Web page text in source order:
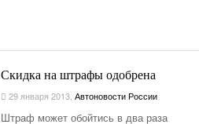
Скидка на штрафы одобрена
29 января 2013,Автоновости России
Штраф может обойтись в два раза